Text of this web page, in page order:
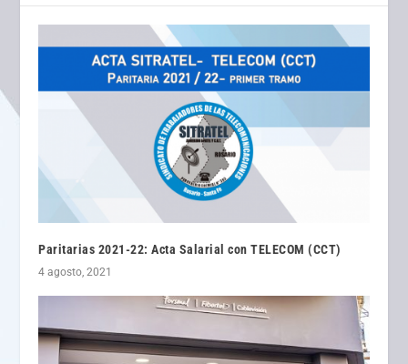
Paritarias 2021-22: Acta Salarial con TELECOM (CCT)
4 agosto, 2021